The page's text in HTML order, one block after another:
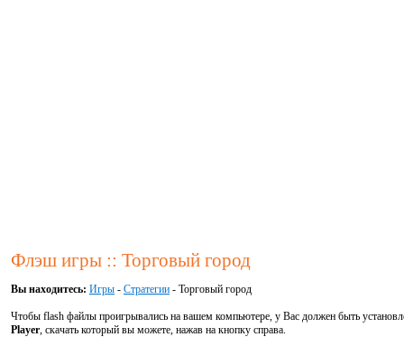
Флэш игры :: Торговый город
Вы находитесь: Игры - Стратегии - Торговый город
Чтобы flash файлы проигрывались на вашем компьютере, у Вас должен быть
Player, скачать который вы можете, нажав на кнопку справа.